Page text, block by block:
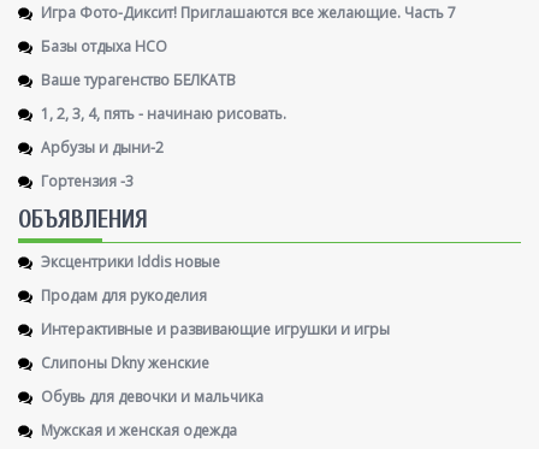
Игра Фото-Диксит! Приглашаются все желающие. Часть 7
Базы отдыха НСО
Ваше турагенство БЕЛКАТВ
1, 2, 3, 4, пять - начинаю рисовать.
Арбузы и дыни-2
Гортензия -3
ОБЪЯВЛЕНИЯ
Эксцентрики Iddis новые
Продам для рукоделия
Интерактивные и развивающие игрушки и игры
Слипоны Dkny женские
Обувь для девочки и мальчика
Мужская и женская одежда